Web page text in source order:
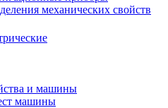
механических свойств
и машины
машины